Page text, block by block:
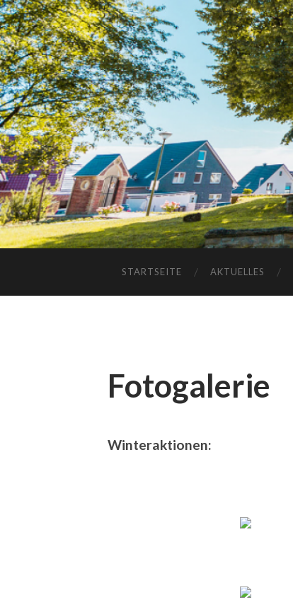
STARTSEITE AKTUELLES
Fotogalerie
Winteraktionen: